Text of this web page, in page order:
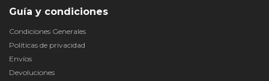
Guía y condiciones
Condiciones Generales
Politicas de privacidad
Envíos
Devoluciones